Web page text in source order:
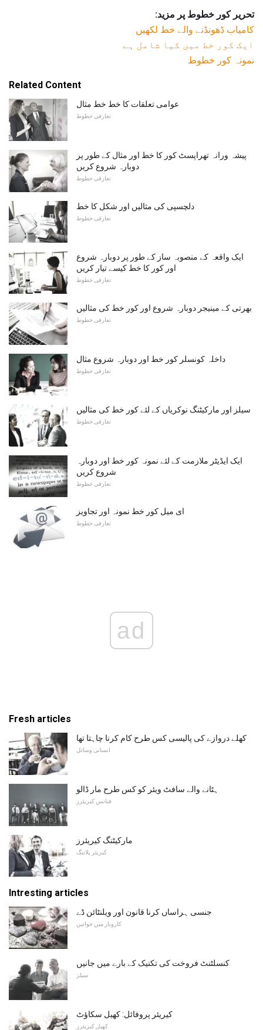
تحریر کور خطوط پر مزید:
کامیاب ڈھونڈنے والے خط لکھیں
ایک کور خط میں کیا شامل ہے
نمونہ کور خطوط
Related Content
عوامی تعلقات کا خط خط مثال
تعارفی خطوط
پیشہ ورانہ تھراپسٹ کور کا خط اور مثال کے طور پر
دوبارہ شروع کریں
تعارفی خطوط
دلچسپی کی مثالیں اور شکل کا خط
تعارفی خطوط
ایک واقعہ کے منصوبہ ساز کے طور پر دوبارہ شروع
اور کور کا خط کیسے تیار کریں
تعارفی خطوط
بھرتی کے مینیجر دوبارہ شروع اور کور خط کی مثالیں
تعارفی خطوط
داخلہ کونسلر کور خط اور دوبارہ شروع مثال
تعارفی خطوط
سیلز اور مارکیٹنگ نوکریاں کے لئے کور خط کی مثالیں
تعارفی خطوط
ایک ایڈیٹر ملازمت کے لئے نمونہ کور خط اور دوبارہ
شروع کریں
تعارفی خطوط
ای میل کور خط نمونہ اور تجاویز
تعارفی خطوط
ad
Fresh articles
کھلے دروازے کی پالیسی کس طرح کام کرنا چاہتا تھا
انسانی وسائل
ہٹانے والے سافٹ ویئر کو کس طرح مار ڈالو
فنانس کیریئرز
مارکیٹنگ کیریئرز
کیریئر پلاننگ
Intresting articles
جنسی ہراساں کرنا قانون اور ویلنٹائن ڈے
کاروبار میں خواتین
کنسلٹنٹ فروخت کی تکنیک کے بارے میں جانیں
سیلز
کیریئر پروفائل: کھیل سکاؤٹ
کھیل کیریئرز